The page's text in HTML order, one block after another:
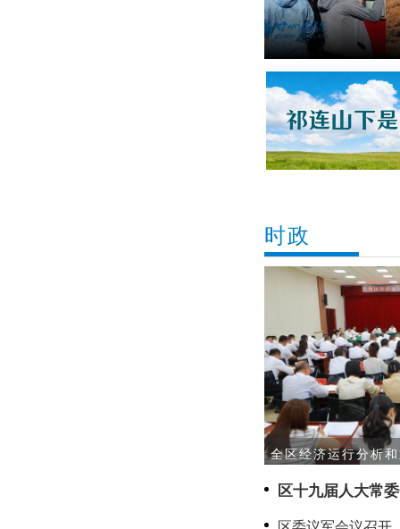
张掖：七彩丹
时政
全区经济运行分析
区十九届人大常